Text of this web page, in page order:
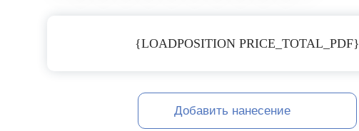
{LOADPOSITION PRICE_TOTAL_PDF}
Добавить нанесение